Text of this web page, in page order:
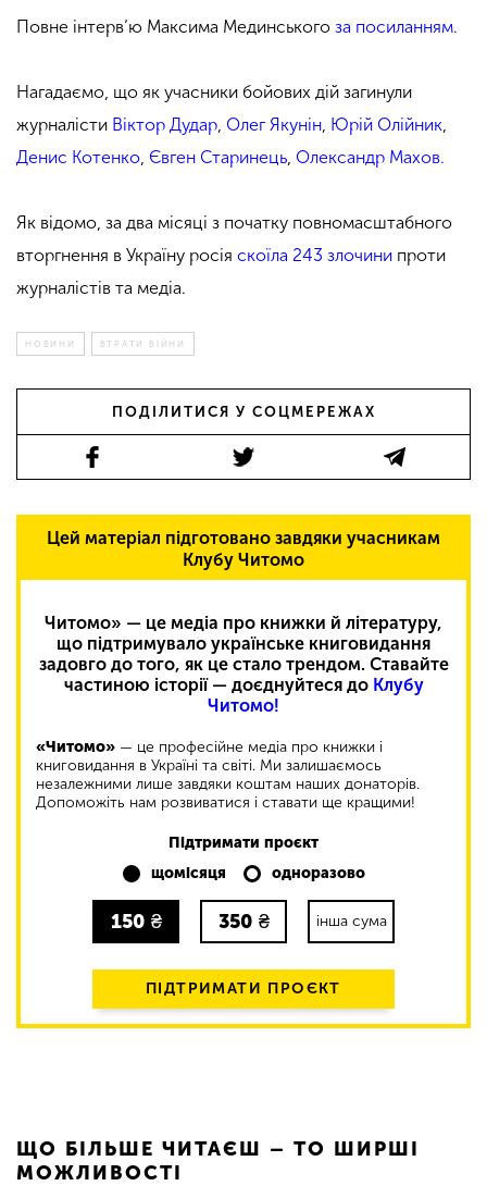
Повне інтерв’ю Максима Мединського за посиланням.
Нагадаємо, що як учасники бойових дій загинули
журналісти Віктор Дудар, Олег Якунін, Юрій Олійник,
Денис Котенко, Євген Старинець, Олександр Махов.
Як відомо, за два місяці з початку повномасштабного
вторгнення в Україну росія скоїла 243 злочини проти
журналістів та медіа.
НОВИНИ ВТРАТИ ВІЙНИ
ПОДІЛИТИСЯ У СОЦМЕРЕЖАХ
Цей матеріал підготовано завдяки учасникам
Клубу Читомо
Читомо» — це медіа про книжки й літературу,
що підтримувало українське книговидання
задовго до того, як це стало трендом. Ставайте
частиною історії — доєднуйтеся до Клубу
Читомо!
«Читомо» — це професійне медіа про книжки і
книговидання в Україні та світі. Ми залишаємось
незалежними лише завдяки коштам наших донаторів.
Допоможіть нам розвиватися і ставати ще кращими!
Підтримати проєкт
щомісяця
одноразово
150 ₴ 350 ₴ інша сума
ПІДТРИМАТИ ПРОЄКТ
ЩО БІЛЬШЕ ЧИТАЄШ – ТО ШИРШІ
МОЖЛИВОСТІ